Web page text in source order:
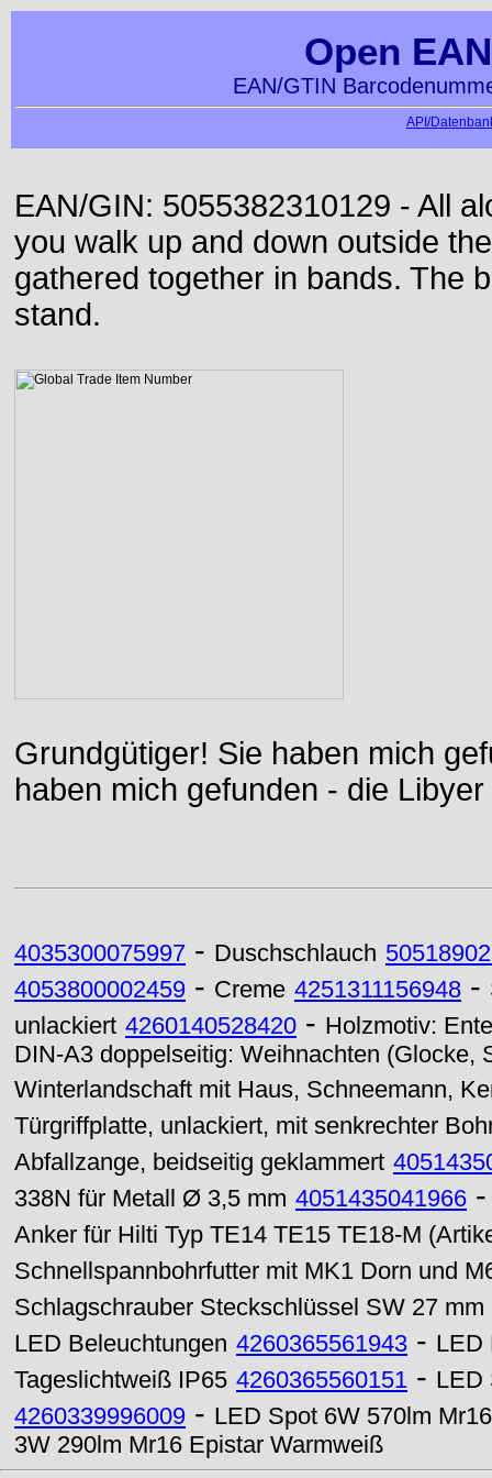
Open
EAN/GTIN
API/
EAN/GIN: 5055382310129 - All
you walk up and down outside
gathered together in bands. The
stand.
Grundgütiger! Sie haben mich
haben mich gefunden - die
4035300075997 - Duschschlauch
4053800002459 - Creme 4251311156948 -
unlackiert 4260140528420 - Holzmotiv:
DIN-A3 doppelseitig: Weihnachten (Glocke,
Winterlandschaft mit Haus, Schneemann,
Türgriffplatte, unlackiert, mit senkrechter
Abfallzange, beidseitig geklammert
338N für Metall Ø 3,5 mm 4051435041966
Anker für Hilti Typ TE14 TE15 TE18-M
Schnellspannbohrfutter mit MK1 Dorn und
Schlagschrauber Steckschlüssel SW 27 mm
LED Beleuchtungen 4260365561943 - LED
Tageslichtweiß IP65 4260365560151 - LED
4260339996009 - LED Spot 6W 570lm
3W 290lm Mr16 Epistar Warmweiß